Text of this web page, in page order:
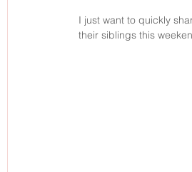
BARNFOTO GRAVIDFOTO
I just want to quickly
their siblings this